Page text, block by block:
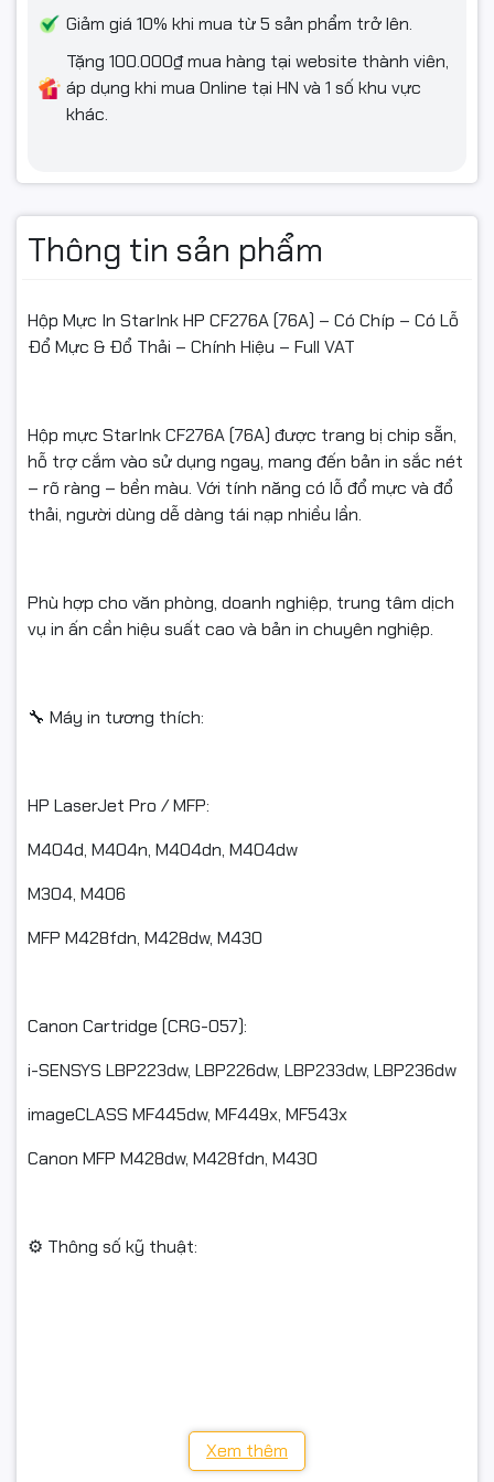
Giảm giá 10% khi mua từ 5 sản phẩm trở lên.
Tặng 100.000₫ mua hàng tại website thành viên,
áp dụng khi mua Online tại HN và 1 số khu vực
khác.
Thông tin sản phẩm
Hộp Mực In StarInk HP CF276A (76A) – Có Chíp – Có Lỗ
Đổ Mực & Đổ Thải – Chính Hiệu – Full VAT
Hộp mực StarInk CF276A (76A) được trang bị chip sẵn,
hỗ trợ cắm vào sử dụng ngay, mang đến bản in sắc nét
– rõ ràng – bền màu. Với tính năng có lỗ đổ mực và đổ
thải, người dùng dễ dàng tái nạp nhiều lần.
Phù hợp cho văn phòng, doanh nghiệp, trung tâm dịch
vụ in ấn cần hiệu suất cao và bản in chuyên nghiệp.
🔧 Máy in tương thích:
HP LaserJet Pro / MFP:
M404d, M404n, M404dn, M404dw
M304, M406
MFP M428fdn, M428dw, M430
Canon Cartridge (CRG-057):
i-SENSYS LBP223dw, LBP226dw, LBP233dw, LBP236dw
imageCLASS MF445dw, MF449x, MF543x
Canon MFP M428dw, M428fdn, M430
⚙️ Thông số kỹ thuật:
Chất lượng in: Bản in đậm, rõ, không lem nhòe
Xem thêm
- Hỗ trợ đổi/hoàn khi: giao sai mẫu, thiếu hàng, hoặc lỗi kỹ
- Hàng gửi lại phải: còn nguyên vẹn, không bung seal, không
đổ/tái nạp mực, không dính mực do tự thao tác, đủ
- Không hỗ trợ đổi/hoàn nếu: dùng cho sai dòng máy, đã tự
đổ mực/tái nạp/tháo hộp, làm hỏng do lắp sai, hoặc không có
video mở gói.
#hopmucCF276A #hopmuc76A #mucmayinHP
#mucmayinCanon #StarInk #muclasertrangden